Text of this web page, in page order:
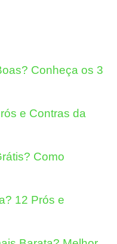
Conheça os 3
e Contras da
Como
12 Prós e